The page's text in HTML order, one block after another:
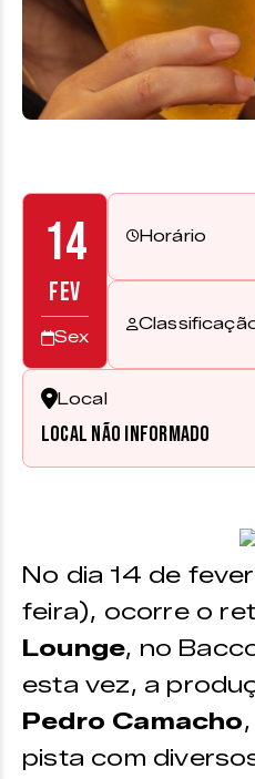
14
FEV
Sex
Horário
Local
Local não informado
No dia 14 de
feira), ocorre o
Lounge, no
esta vez, a
Pedro Camacho
pista com